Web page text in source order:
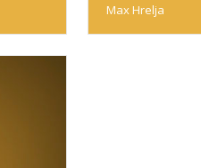
Max Hrelja